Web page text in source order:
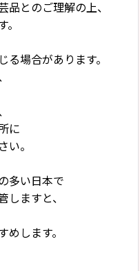
品とのご理解の上、
る場合があります。
に
い。
多い日本で
しますと、
します。